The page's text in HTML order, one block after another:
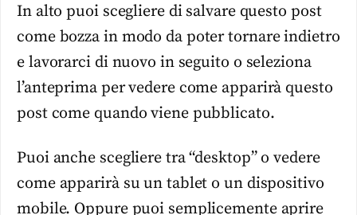
In alto puoi scegliere di salvare questo post
come bozza in modo da poter tornare indietro
e lavorarci di nuovo in seguito o seleziona
l’anteprima per vedere come apparirà questo
post come quando viene pubblicato.
Puoi anche scegliere tra “desktop” o vedere
come apparirà su un tablet o un dispositivo
mobile. Oppure puoi semplicemente aprire